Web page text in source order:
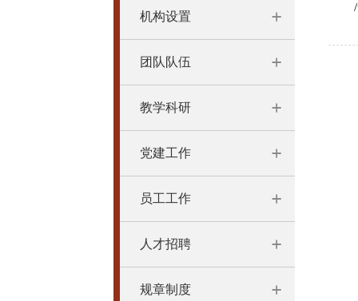
机构设置
团队队伍
教学科研
党建工作
员工工作
人才招聘
规章制度